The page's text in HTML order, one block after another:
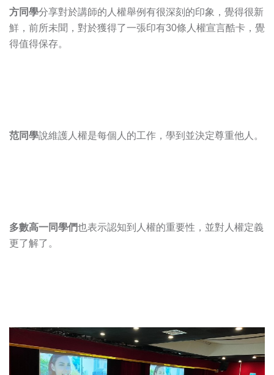
方同學分享對於講師的人權舉例有很深刻的印象，覺得很新
鮮，前所未聞，對於獲得了一張印有30條人權宣言酷卡，覺
得值得保存。
范同學說維護人權是每個人的工作，學到並決定尊重他人。
多數高一同學們也表示認知到人權的重要性，並對人權定義
更了解了。